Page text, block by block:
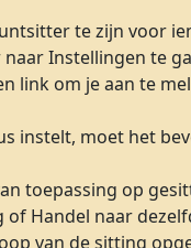
te zijn voor
Instellingen te
link om je aan te
instelt, moet het
toepassing op
Handel naar
van de sitting